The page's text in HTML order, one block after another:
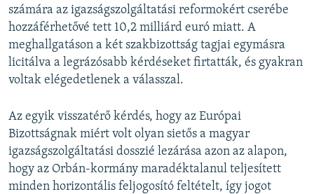
számára az igazságszolgáltatási reformokért cserébe
hozzáférhetővé tett 10,2 milliárd euró miatt. A
meghallgatáson a két szakbizottság tagjai egymásra
licitálva a legrázósabb kérdéseket firtatták, és gyakran
voltak elégedetlenek a válasszal.
Az egyik visszatérő kérdés, hogy az Európai
Bizottságnak miért volt olyan sietős a magyar
igazságszolgáltatási dosszié lezárása azon az alapon,
hogy az Orbán-kormány maradéktalanul teljesített
minden horizontális feljogosító feltételt, így jogot